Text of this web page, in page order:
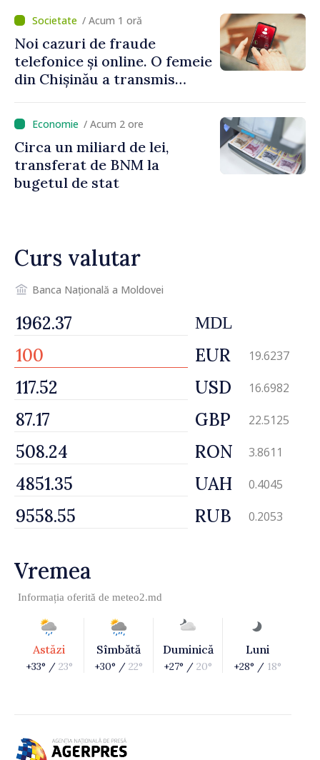
Moldova”
/ Acum 1 oră
Noi cazuri de fraude
telefonice și online. O femeie
din Chișinău a transmis
/ Acum 2 ore
Circa un miliard de lei,
transferat de BNM la
bugetul de stat
Curs valutar
Banca Națională a Moldovei
MDL
EUR 19.6237
USD 16.6982
GBP 22.5125
RON 3.8611
UAH 0.4045
RUB 0.2053
Vremea
Informația oferită de meteo2.md
Astăzi
+33° / 23°
Sîmbătă
+30° / 22°
Duminică
+27° / 20°
Luni
+28° / 18°